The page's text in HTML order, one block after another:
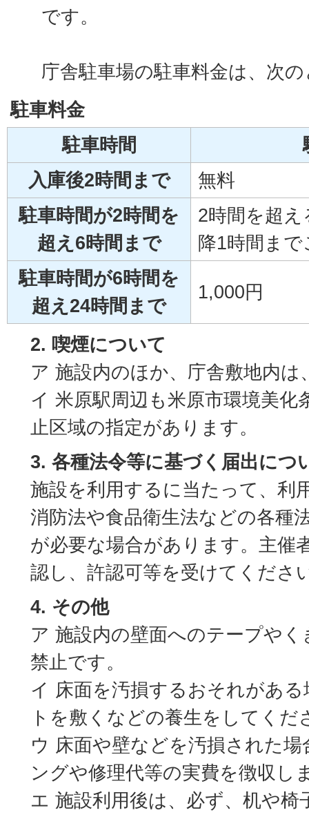
です。
庁舎駐車場の駐車料金は、次
駐車料金
駐車時間
入庫後2時間まで
無料
駐車時間が2時間を
超え6時間まで
2時間を超
降1時間ま
駐車時間が6時間を
超え24時間まで
1,000円
2. 喫煙について
ア 施設内のほか、庁舎敷地内
イ 米原駅周辺も米原市環境美化
止区域の指定があります。
3. 各種法令等に基づく届出につ
施設を利用するに当たって、利
消防法や食品衛生法などの各種
が必要な場合があります。主催
認し、許認可等を受けてくださ
4. その他
ア 施設内の壁面へのテープや
禁止です。
イ 床面を汚損するおそれがあ
トを敷くなどの養生をしてくだ
ウ 床面や壁などを汚損された
ングや修理代等の実費を徴収し
エ 施設利用後は、必ず、机や椅